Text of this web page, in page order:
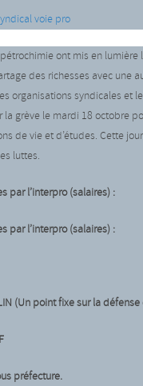
voie pro
ont mis en
des richesses avec une
organisations syndicales
grève le mardi 18 octobre
de vie et d’études. Cette
luttes.
par l’interpro (salaires) :
par l’interpro (salaires) :
(Un point fixe sur la
préfecture.